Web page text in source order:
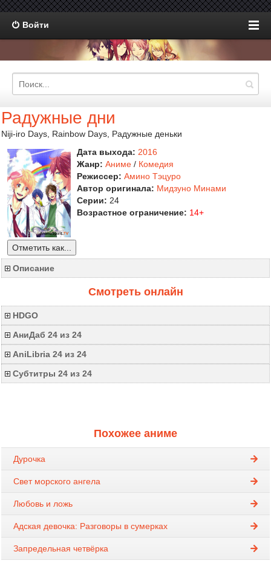
Войти
Радужные дни
Niji-iro Days, Rainbow Days, Радужные деньки
Дата выхода: 2016
Жанр: Аниме / Комедия
Режиссер: Амино Тэцуро
Автор оригинала: Мидзуно Минами
Серии: 24
Возрастное ограничение: 14+
Отметить как...
Описание
Смотреть онлайн
HDGO
АниДаб 24 из 24
AniLibria 24 из 24
Субтитры 24 из 24
Похожее аниме
Дурочка
Свет морского ангела
Любовь и ложь
Адская девочка: Разговоры в сумерках
Запредельная четвёрка